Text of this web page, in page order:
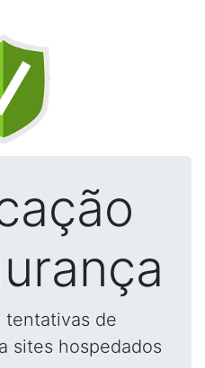
tentativas de
sites hospedados